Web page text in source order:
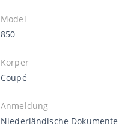
Model
850
Körper
Coupé
Anmeldung
Niederländische Dokumente